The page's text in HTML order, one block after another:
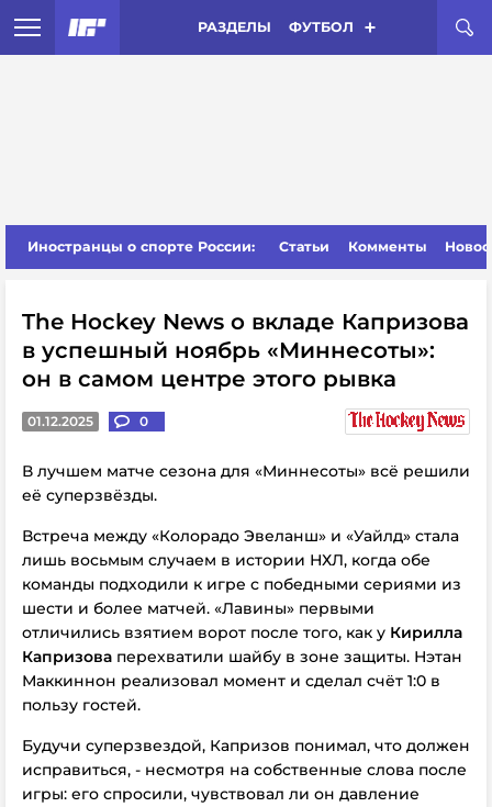
РАЗДЕЛЫ ФУТБОЛ
Иностранцы о спорте России: Статьи Комменты
The Hockey News о вкладе Капризова
в успешный ноябрь «Миннесоты»:
он в самом центре этого рывка
01.12.2025 0
В лучшем матче сезона для «Миннесоты» всё решили
её суперзвёзды.
Встреча между «Колорадо Эвеланш» и «Уайлд» стала
лишь восьмым случаем в истории НХЛ, когда обе
команды подходили к игре с победными сериями из
шести и более матчей. «Лавины» первыми
отличились взятием ворот после того, как у Кирилла
Капризова перехватили шайбу в зоне защиты. Нэтан
Маккиннон реализовал момент и сделал счёт 1:0 в
пользу гостей.
Будучи суперзвездой, Капризов понимал, что должен
исправиться, - несмотря на собственные слова после
игры: его спросили, чувствовал ли он давление